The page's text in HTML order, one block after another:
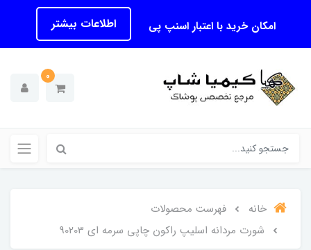
امکان خرید با اعتبار اسنپ پی اطلاعات بیشتر
0
خانه
فهرست محصولات
شورت مردانه اسلیپ راکون چاپی سرمه ای 90203